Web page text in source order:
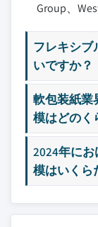
Group、
フレキシブ
いですか？
軟包装紙業
模はどのく
2024年に
模はいくら